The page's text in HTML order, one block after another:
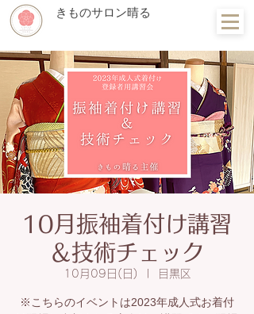
きものサロン晴る
10月振袖着付け講習
＆技術チェック
10月09日(日) 目黒区
※こちらのイベントは2023年成人式お着付